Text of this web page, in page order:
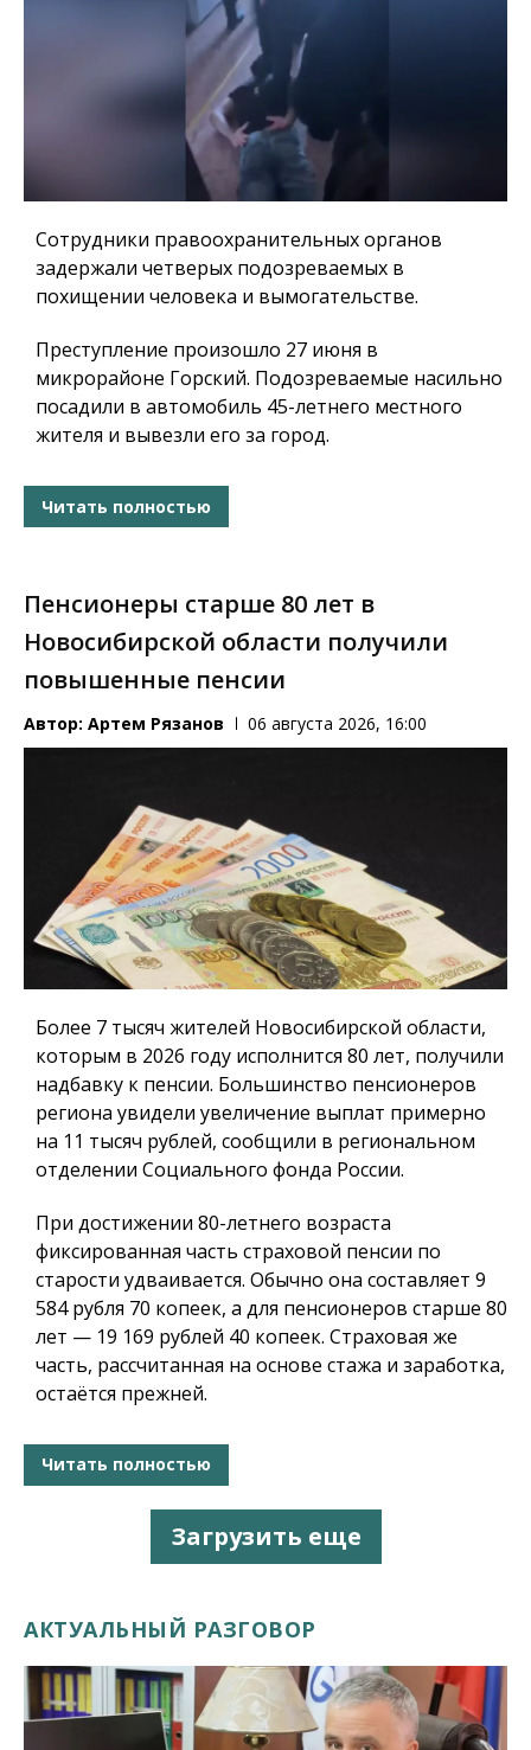
Сотрудники правоохранительных органов
задержали четверых подозреваемых в
похищении человека и вымогательстве.
Преступление произошло 27 июня в
микрорайоне Горский. Подозреваемые насильно
посадили в автомобиль 45-летнего местного
жителя и вывезли его за город.
Читать полностью
Пенсионеры старше 80 лет в
Новосибирской области получили
повышенные пенсии
Автор: Артем Рязанов 06 августа 2026, 16:00
Более 7 тысяч жителей Новосибирской области,
которым в 2026 году исполнится 80 лет, получили
надбавку к пенсии. Большинство пенсионеров
региона увидели увеличение выплат примерно
на 11 тысяч рублей, сообщили в региональном
отделении Социального фонда России.
При достижении 80-летнего возраста
фиксированная часть страховой пенсии по
старости удваивается. Обычно она составляет 9
584 рубля 70 копеек, а для пенсионеров старше 80
лет — 19 169 рублей 40 копеек. Страховая же
часть, рассчитанная на основе стажа и заработка,
остаётся прежней.
Читать полностью
Загрузить еще
АКТУАЛЬНЫЙ РАЗГОВОР